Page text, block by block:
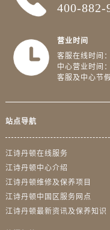
400-882-
营业时间
客服在线时间
中心营业时间
客服及中心节
站点导航
江诗丹顿在线服务
江诗丹顿中心介绍
江诗丹顿维修及保养项目
江诗丹顿中国区服务网点
江诗丹顿最新资讯及保养知识